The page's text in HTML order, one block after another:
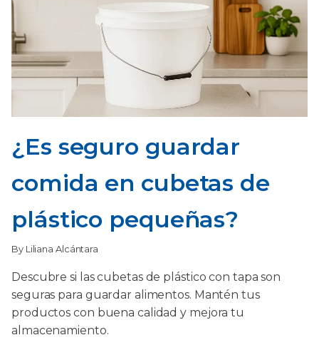
¿Es seguro guardar
comida en cubetas de
plástico pequeñas?
By Liliana Alcántara
Descubre si las cubetas de plástico con tapa son
seguras para guardar alimentos. Mantén tus
productos con buena calidad y mejora tu
almacenamiento.